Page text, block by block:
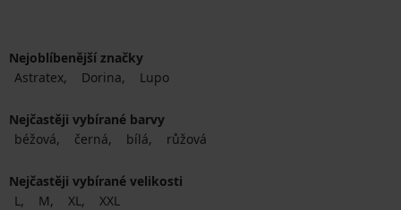
Nejoblíbenější značky
Astratex
Dorina Lupo
Nejčastěji vybírané barvy
béžová
černá bílá růžová
Nejčastěji vybírané velikosti
L
M XL XXL